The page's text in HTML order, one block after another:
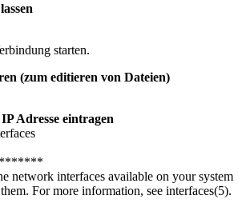
starten.
(zum editieren von Dateien)
Adresse eintragen
network interfaces available on your system
For more information, see interfaces(5).